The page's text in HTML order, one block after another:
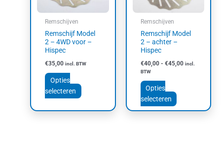
Remschijven
Remschijf Model
2 – 4WD voor –
Hispec
€35,00 incl. BTW
Opties
selecteren
optie
worden
Remschijven
Remschijf Model
2 – achter –
Hispec
€40,00 - €45,00 incl.
BTW
Opties
selecteren
optie
worden
de